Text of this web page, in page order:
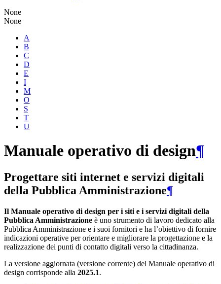
None
None
A
B
C
D
E
I
M
O
S
T
U
Manuale operativo di design¶
Progettare siti internet e servizi digitali
della Pubblica Amministrazione¶
Il Manuale operativo di design per i siti e i servizi digitali della
Pubblica Amministrazione è uno strumento di lavoro dedicato alla
Pubblica Amministrazione e i suoi fornitori e ha l’obiettivo di fornire
indicazioni operative per orientare e migliorare la progettazione e la
realizzazione dei punti di contatto digitali verso la cittadinanza.
La versione aggiornata (versione corrente) del Manuale operativo di
design corrisponde alla 2025.1.